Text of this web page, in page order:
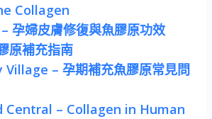
Collagen
孕婦皮膚修復與魚膠原功效
原補充指南
– 孕期補充魚膠原常見問
Central – Collagen in Human